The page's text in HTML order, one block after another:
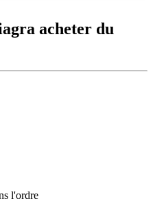
acheter du
l'ordre